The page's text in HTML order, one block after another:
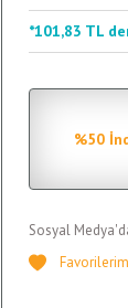
*101,83 TL
%50
Sosyal